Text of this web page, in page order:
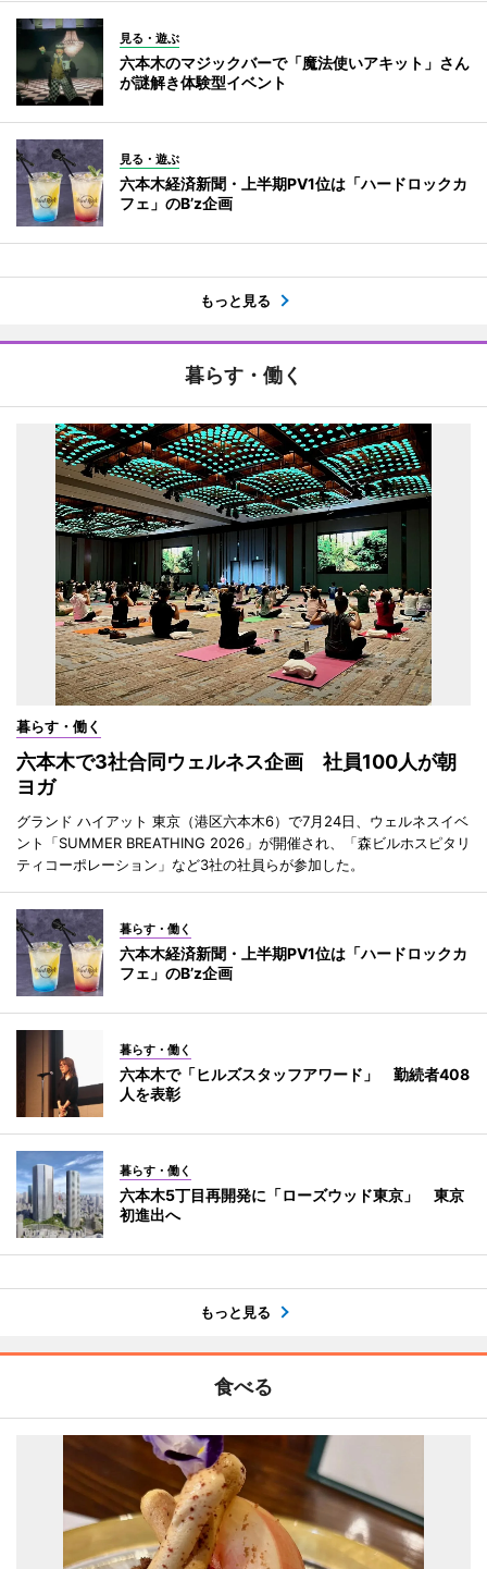
見る・遊ぶ
六本木のマジックバーで「魔法使いアキット」さん
が謎解き体験型イベント
見る・遊ぶ
六本木経済新聞・上半期PV1位は「ハードロックカ
フェ」のB’z企画
もっと見る
暮らす・働く
暮らす・働く
六本木で3社合同ウェルネス企画 社員100人が朝
ヨガ
グランド ハイアット 東京（港区六本木6）で7月24日、ウェルネスイベ
ント「SUMMER BREATHING 2026」が開催され、「森ビルホスピタリ
ティコーポレーション」など3社の社員らが参加した。
暮らす・働く
六本木経済新聞・上半期PV1位は「ハードロックカ
フェ」のB’z企画
暮らす・働く
六本木で「ヒルズスタッフアワード」 勤続者408
人を表彰
暮らす・働く
六本木5丁目再開発に「ローズウッド東京」 東京
初進出へ
もっと見る
食べる